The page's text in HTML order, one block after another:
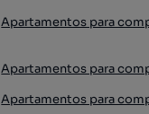
Apartamentos para
Apartamentos para
Apartamentos para